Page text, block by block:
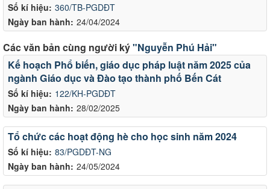
Số kí hiệu: 360/TB-PGDĐT
Ngày ban hành: 24/04/2024
Các văn bản cùng người ký"Nguyễn Phú Hải"
Số kí hiệu: 122/KH-PGDĐT
Ngày ban hành: 28/02/2025
Kế hoạch Phổ biến, giáo dục pháp luật năm 2025 của
ngành Giáo dục và Đào tạo thành phố Bến Cát
Số kí hiệu: 83/PGDĐT-NG
Ngày ban hành: 24/05/2024
Tổ chức các hoạt động hè cho học sinh năm 2024